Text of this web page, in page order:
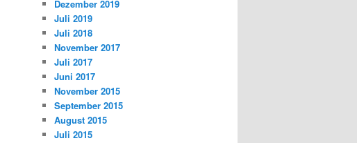
Dezember 2019
Juli 2019
Juli 2018
November 2017
Juli 2017
Juni 2017
November 2015
September 2015
August 2015
Juli 2015